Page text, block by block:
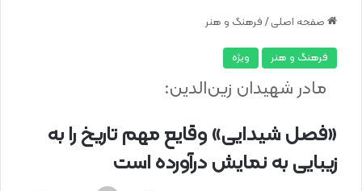
صفحه اصلی / فرهنگ و هنر
فرهنگ و هنر ویژه
«فصل شیدایی» وقایع مهم تاریخ را به
زیبایی به نمایش درآورده است
مادر شهیدان زین‌الدین: